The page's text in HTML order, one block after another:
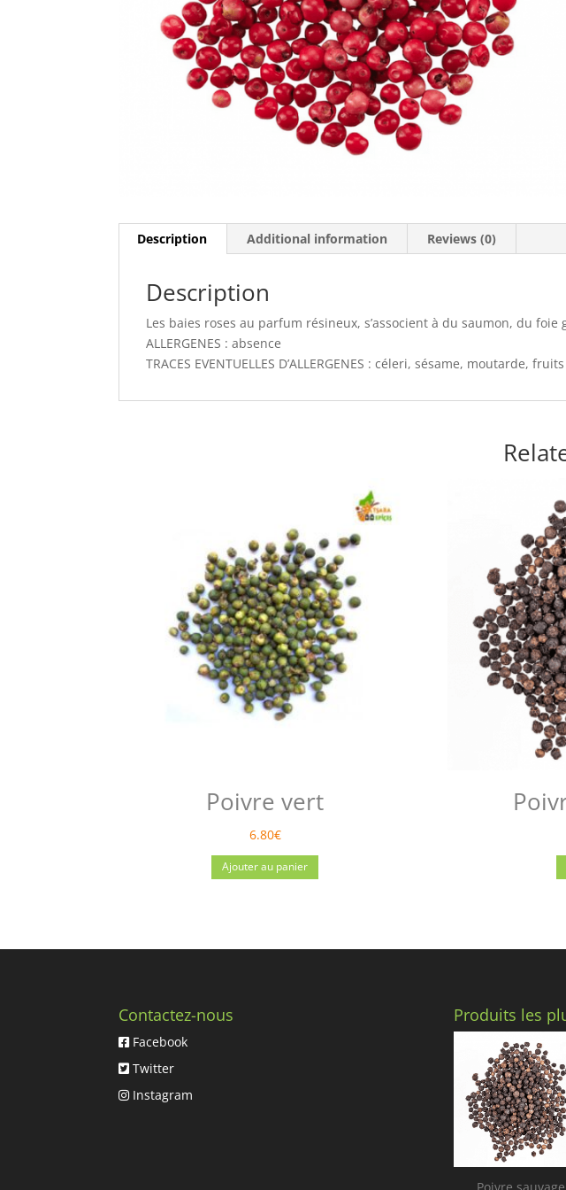
Description Additional information Reviews (0)
Description
Les baies roses au parfum résineux, s’associent à du saumon, du
ALLERGENES : absence
TRACES EVENTUELLES D’ALLERGENES : céleri, sésame, moutarde,
Poivre vert
6.80€
Ajouter au panier
Contactez-nous
Facebook
Twitter
Instagram
Produits les